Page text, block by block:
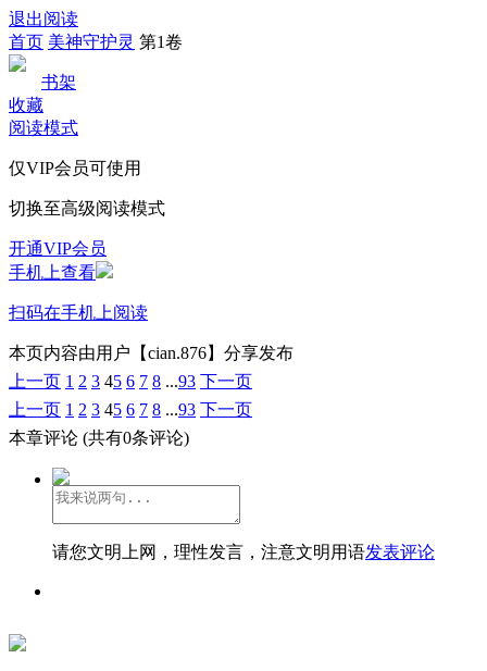
退出阅读
首页 美神守护灵 第1卷
书架
收藏
阅读模式
仅VIP会员可使用
切换至高级阅读模式
开通VIP会员
手机上查看
扫码在手机上阅读
本页内容由用户【cian.876】分享发布
上一页 1 2 3 45 6 7 8 ...93 下一页
上一页 1 2 3 45 6 7 8 ...93 下一页
本章评论 (共有0条评论)
请您文明上网，理性发言，注意文明用语发表评论